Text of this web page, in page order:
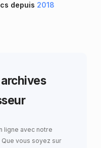
depuis 2018
ligne avec notre
vous soyez sur